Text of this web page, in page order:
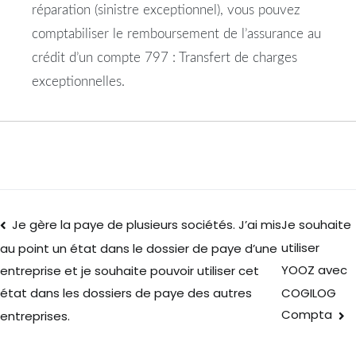
réparation (sinistre exceptionnel), vous pouvez
comptabiliser le remboursement de l’assurance au
crédit d’un compte 797 : Transfert de charges
exceptionnelles.
Je gère la paye de plusieurs sociétés. J’ai mis
au point un état dans le dossier de paye d’une
entreprise et je souhaite pouvoir utiliser cet
état dans les dossiers de paye des autres
entreprises.
Je souhaite
utiliser
YOOZ avec
COGILOG
Compta